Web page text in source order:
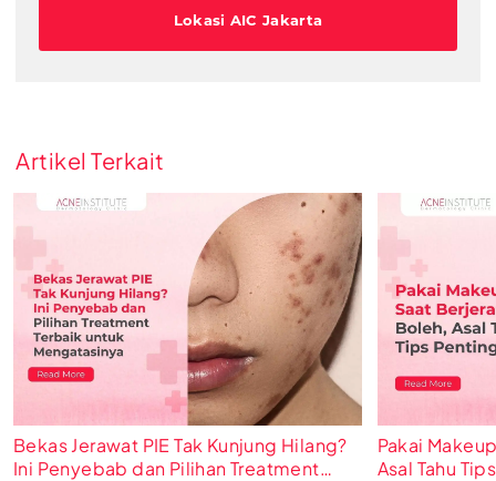
Lokasi AIC Jakarta
Artikel Terkait
Bekas Jerawat PIE Tak Kunjung Hilang?
Ini Penyebab dan Pilihan Treatment
Pakai
Asal Tahu